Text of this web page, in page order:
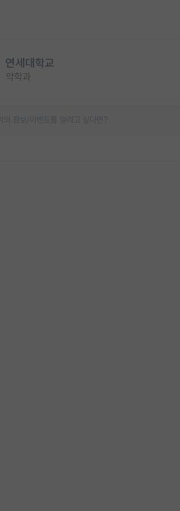
연세대학교
약학과
의 정보/이벤트를 알리고 싶다면?